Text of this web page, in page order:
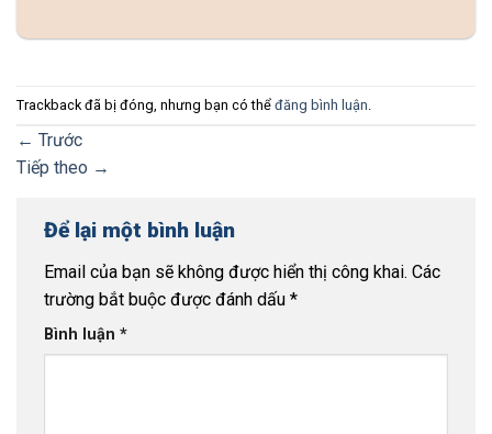
Trackback đã bị đóng, nhưng bạn có thể đăng bình luận
← Trước
Tiếp theo →
Để lại một bình luận
Email của bạn sẽ không được hiển thị công khai. Các
trường bắt buộc được đánh dấu *
Bình luận *